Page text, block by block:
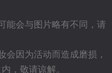
能会与图片略有不同，请
因为活动而造成磨损，
，敬请谅解。